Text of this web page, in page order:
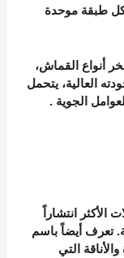
طبقة موحدة
أنواع القماش،
العالية، يتحمل
الجوية.
الأكثر انتشاراً
تعرف أيضاً باسم
التي